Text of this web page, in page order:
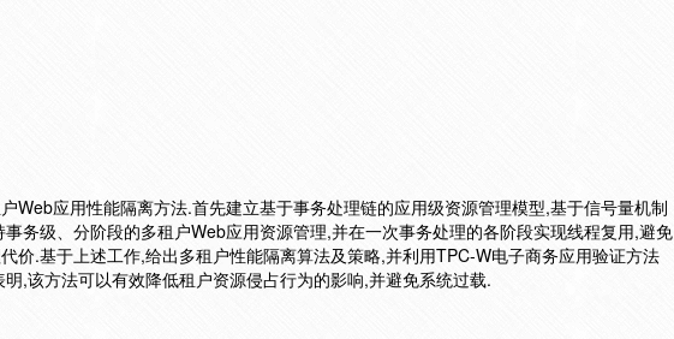
Web应用性能隔离方法.首先建立基于事务处理链的应用级资源管理模型,基于信号量机制
务级、分阶段的多租户Web应用资源管理,并在一次事务处理的各阶段实现线程复用,避免
价.基于上述工作,给出多租户性能隔离算法及策略,并利用TPC-W电子商务应用验证方法
,该方法可以有效降低租户资源侵占行为的影响,并避免系统过载.